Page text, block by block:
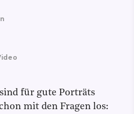
für gute Porträts
mit den Fragen los: